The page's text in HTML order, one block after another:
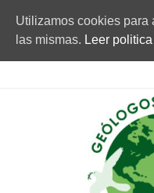
Utilizamos cookies para
las mismas. Leer